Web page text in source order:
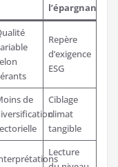
l’épargnant
Repère
d’exigence
ESG
de
Ciblage
climat
tangible
Lecture